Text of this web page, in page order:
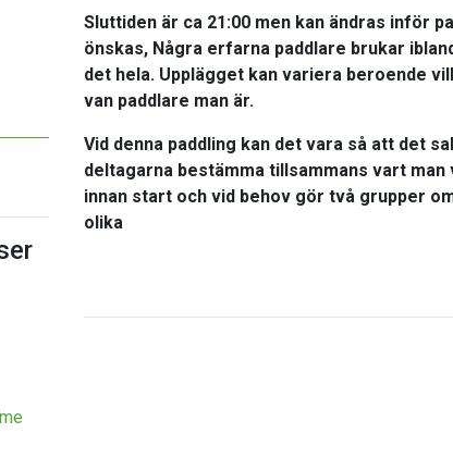
Sluttiden är ca 21:00 men kan ändras inför
önskas, Några erfarna paddlare brukar
det hela. Upplägget kan variera beroende
van paddlare man är.
Vid denna paddling kan det vara så att det
deltagarna bestämma tillsammans vart man
innan start och vid behov gör två grupper
olika